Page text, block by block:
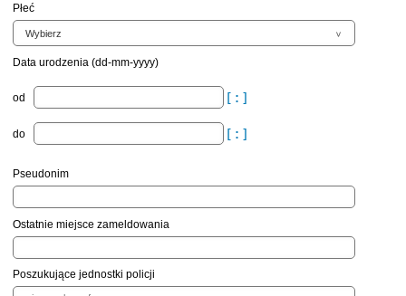
Płeć
Data urodzenia (dd-mm-yyyy)
od
do
Pseudonim
Ostatnie miejsce zameldowania
Poszukujące jednostki policji